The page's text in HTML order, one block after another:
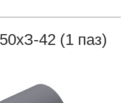
42 (1 паз)